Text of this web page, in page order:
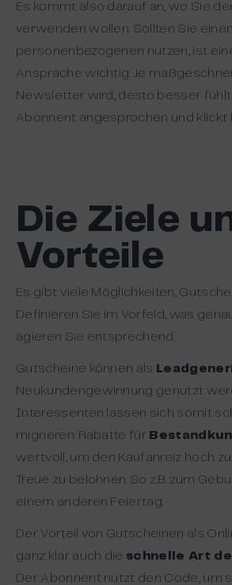
Es kommt also darauf an, wo Sie
verwenden wollen. Sollten Sie einen
personenbezogenen nutzen, ist
Ansprache wichtig. Je
Newsletter wird, desto besser
Abonnent angesprochen und klickt
Die Ziele
Vorteile
Es gibt viele Möglichkeiten,
Definieren Sie im Vorfeld, was
agieren Sie entsprechend.
Gutscheine können als
Neukundengewinnung genutzt
Interessenten lassen sich somit
migrieren. Rabatte für
wertvoll, um den Kaufanreiz hoch
Treue zu belohnen. So z.B. zum
einem anderen Feiertag.
Der Vorteil von Gutscheinen als
ganz klar auch die schnelle Art
Der Abonnent nutzt den Code, um